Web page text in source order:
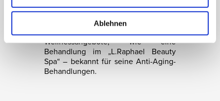
Ablehnen
wurde. Für weitere erholsame
Wohlfühlmomente sorgen die
zahlreichen Freizeit-, Sport- und
Wellnessangebote, wie eine
Behandlung im „L.Raphael Beauty
Spa“ – bekannt für seine Anti-Aging-
Behandlungen.